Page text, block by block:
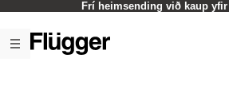
Frí heimsending við kaup yfir